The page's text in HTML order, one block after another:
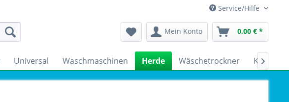
Service/Hilfe
Mein Konto 0,00 € *
Universal Waschmaschinen Herde Wäschetrockner 